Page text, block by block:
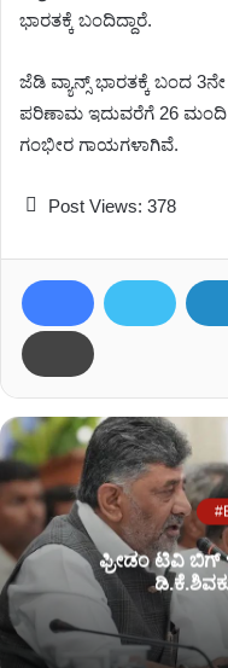
ಭಾರತಕ್ಕೆ ಬಂದಿದ್ದಾರೆ.
ಜೆಡಿ ವ್ಯಾನ್ಸ್​ ಭಾರತಕ್ಕೆ ಬಂದ
ಪರಿಣಾಮ ಇದುವರೆಗೆ 26 ಮಂದಿ
ಗಂಭೀರ ಗಾಯಗಳಾಗಿವೆ.
Post Views: 378
ಫ್ರೀಡಂ ಟಿವಿ ಬಿಗ್